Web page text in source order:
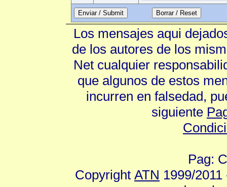
Enviar / Submit
Los mensajes aqui
de los autores de los
Net cualquier
que algunos de estos
incurren en falsedad,
siguiente
Pag:
Copyright ATN 1999/